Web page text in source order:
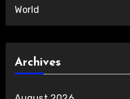
World
Archives